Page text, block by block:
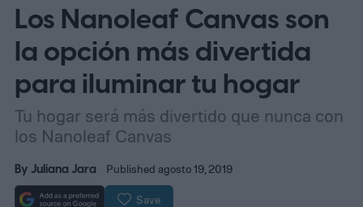
Los Nanoleaf Canvas son
la opción más divertida
para iluminar tu hogar
Tu hogar será más divertido que nunca con
los Nanoleaf Canvas
ByJuliana Jara Published agosto 19, 2019
Save